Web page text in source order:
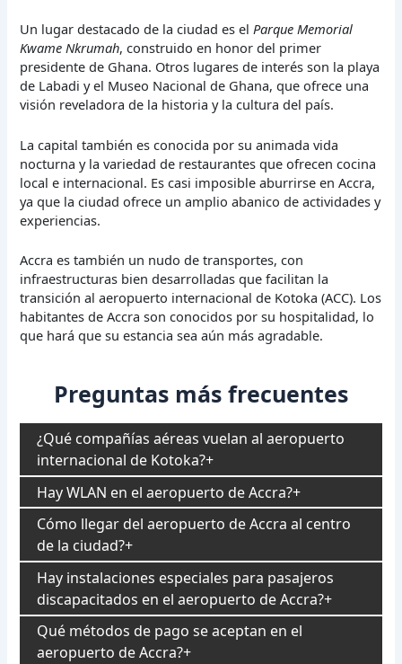
Un lugar destacado de la ciudad es elParque Memorial
Kwame Nkrumah, construido en honor del primer
presidente de Ghana. Otros lugares de interés son la playa
de Labadi y el Museo Nacional de Ghana, que ofrece una
visión reveladora de la historia y la cultura del país.
La capital también es conocida por su animada vida
nocturna y la variedad de restaurantes que ofrecen cocina
local e internacional. Es casi imposible aburrirse en Accra,
ya que la ciudad ofrece un amplio abanico de actividades y
experiencias.
Accra es también un nudo de transportes, con
infraestructuras bien desarrolladas que facilitan la
transición al aeropuerto internacional de Kotoka (ACC). Los
habitantes de Accra son conocidos por su hospitalidad, lo
que hará que su estancia sea aún más agradable.
Preguntas más frecuentes
¿Qué compañías aéreas vuelan al aeropuerto
internacional de Kotoka?
Hay WLAN en el aeropuerto de Accra?
Cómo llegar del aeropuerto de Accra al centro
de la ciudad?
Hay instalaciones especiales para pasajeros
discapacitados en el aeropuerto de Accra?
Qué métodos de pago se aceptan en el
aeropuerto de Accra?